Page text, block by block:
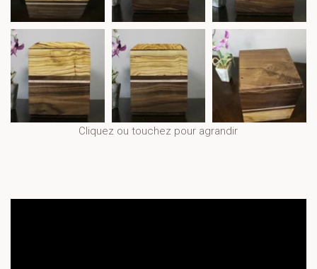
Cliquez ou touchez pour agrandir